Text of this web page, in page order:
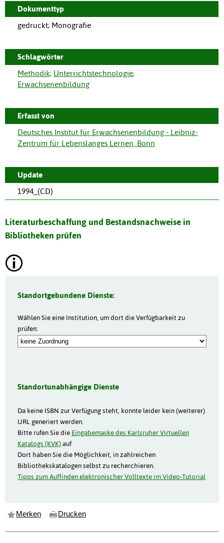
Dokumenttyp
gedruckt; Monografie
Schlagwörter
Methodik; Unterrichtstechnologie;
Erwachsenenbildung
Erfasst von
Deutsches Institut für Erwachsenenbildung - Leibniz-
Zentrum für Lebenslanges Lernen, Bonn
Update
1994_(CD)
Literaturbeschaffung und Bestandsnachweise in
Bibliotheken prüfen
Standortgebundene Dienste:
Wählen Sie eine Institution, um dort die Verfügbarkeit zu
prüfen:
Standortunabhängige Dienste
Da keine ISBN zur Verfügung steht, konnte leider kein (weiterer)
URL generiert werden.
Bitte rufen Sie die Eingabemaske des Karlsruher Virtuellen
Katalogs (KVK)auf
Dort haben Sie die Möglichkeit, in zahlreichen
Bibliothekskatalogen selbst zu recherchieren.
Tipps zum Auffinden elektronischer Volltexte im Video-Tutorial
Merken Drucken